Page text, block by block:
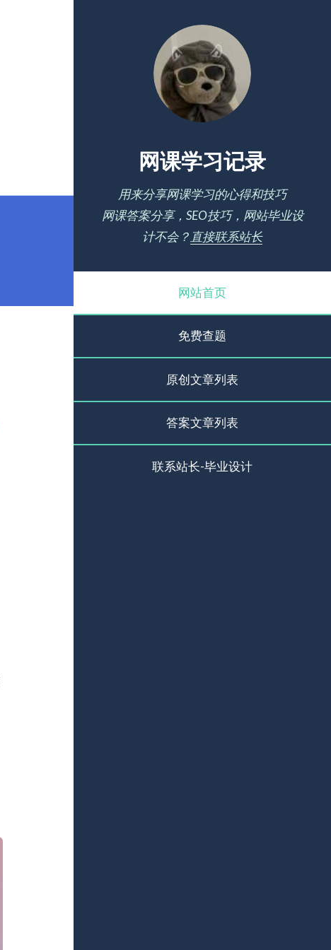
网课学习记录
用来分享网课学习的心得和技巧
网课答案分享，SEO技巧，网站毕业设
计不会？ 直接联系站长
网站首页
免费查题
原创文章列表
答案文章列表
联系站长-毕业设计